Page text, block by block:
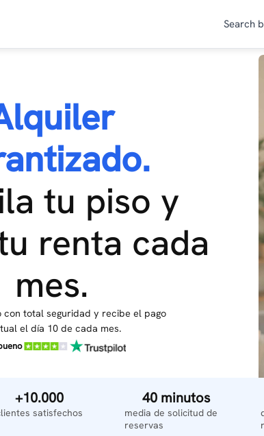
Search
tu piso y
renta cada
mes.
con total seguridad y recibe el pago
el día 10 de cada mes.
+10.000
satisfechos
40 minutos
media de solicitud de
reservas